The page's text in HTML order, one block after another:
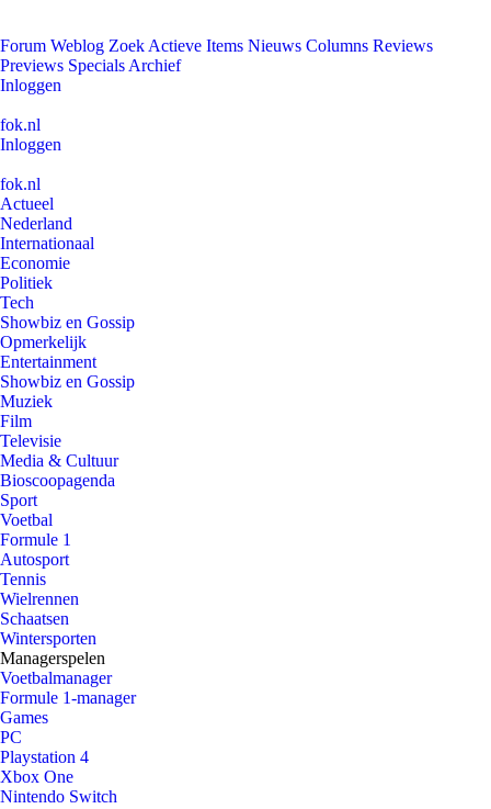
Forum Weblog Zoek Actieve Items Nieuws Columns Reviews
Previews Specials Archief
Inloggen
fok.nl
Inloggen
fok.nl
Actueel
Nederland
Internationaal
Economie
Politiek
Tech
Showbiz en Gossip
Opmerkelijk
Entertainment
Showbiz en Gossip
Muziek
Film
Televisie
Media & Cultuur
Bioscoopagenda
Sport
Voetbal
Formule 1
Autosport
Tennis
Wielrennen
Schaatsen
Wintersporten
Managerspelen
Voetbalmanager
Formule 1-manager
Games
PC
Playstation 4
Xbox One
Nintendo Switch